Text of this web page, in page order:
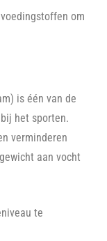
om
is één van de
het sporten.
verminderen
aan vocht
te